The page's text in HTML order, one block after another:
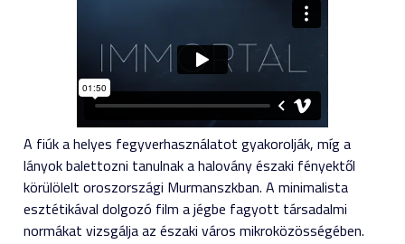
A fiúk a helyes fegyverhasználatot gyakorolják, míg a
lányok balettozni tanulnak a halovány északi fényektől
körülölelt oroszországi Murmanszkban. A minimalista
esztétikával dolgozó film a jégbe fagyott társadalmi
normákat vizsgálja az északi város mikroközösségében.